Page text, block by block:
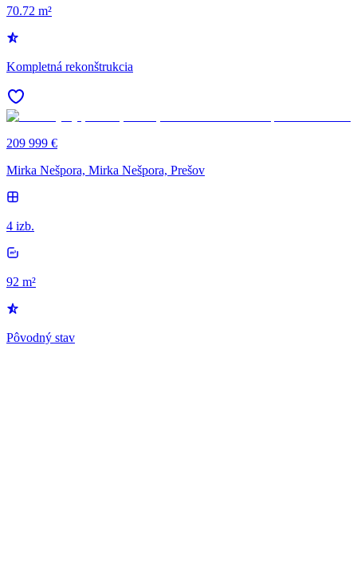
70.72 m²
Kompletná rekonštrukcia
209 999 €
Mirka Nešpora, Mirka Nešpora, Prešov
4 izb.
92 m²
Pôvodný stav